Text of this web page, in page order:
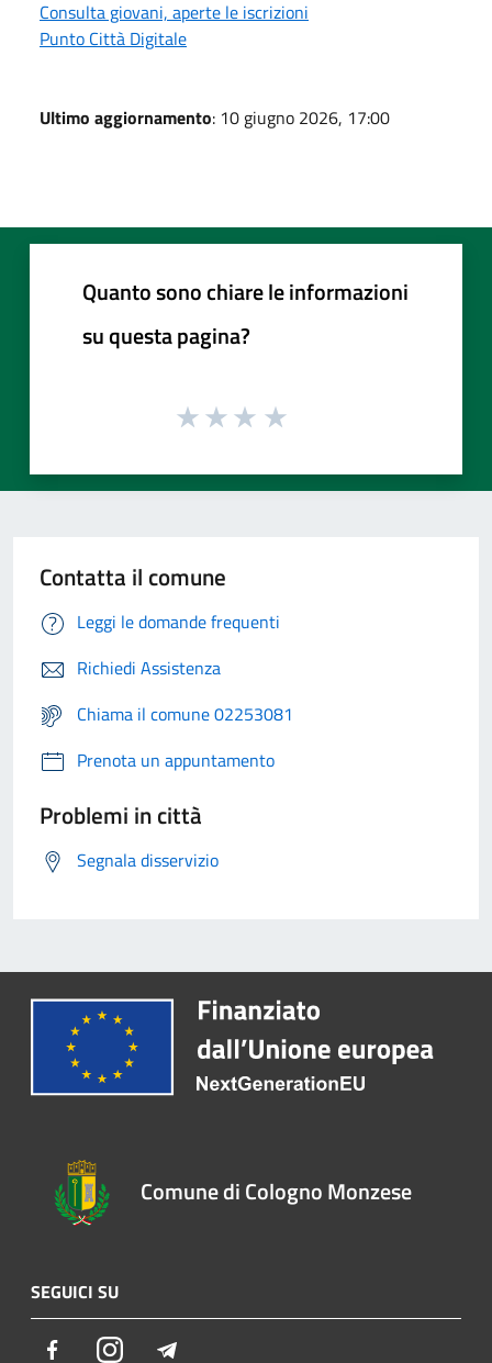
Consulta giovani, aperte le iscrizioni
Punto Città Digitale
Ultimo aggiornamento: 10 giugno 2026, 17:00
Quanto sono chiare le informazioni
su questa pagina?
Contatta il comune
Leggi le domande frequenti
Richiedi Assistenza
Chiama il comune 02253081
Prenota un appuntamento
Problemi in città
Segnala disservizio
Comune di Cologno Monzese
SEGUICI SU
FacebookInstagram